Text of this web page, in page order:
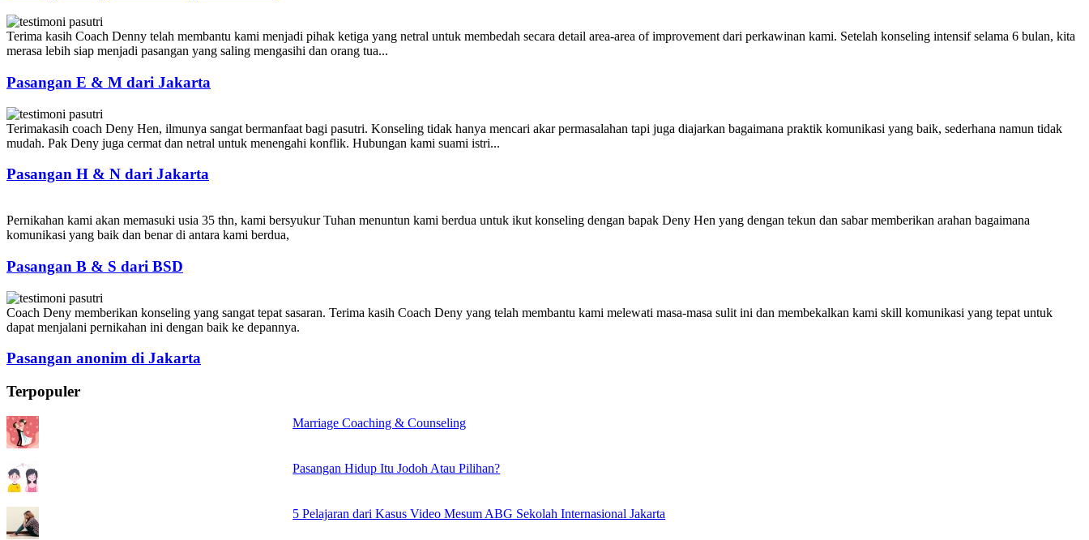
Terima kasih Coach Denny telah membantu kami menjadi pihak ketiga yang netral untuk membedah secara detail area-area of improvement dari perkawinan kami. Setelah konseling intensif selama 6 bulan, kita
merasa lebih siap menjadi pasangan yang saling mengasihi dan orang tua...
Pasangan E & M dari Jakarta
Terimakasih coach Deny Hen, ilmunya sangat bermanfaat bagi pasutri. Konseling tidak hanya mencari akar permasalahan tapi juga diajarkan bagaimana praktik komunikasi yang baik, sederhana namun tidak
mudah. Pak Deny juga cermat dan netral untuk menengahi konflik. Hubungan kami suami istri...
Pasangan H & N dari Jakarta
Pernikahan kami akan memasuki usia 35 thn, kami bersyukur Tuhan menuntun kami berdua untuk ikut konseling dengan bapak Deny Hen yang dengan tekun dan sabar memberikan arahan bagaimana
komunikasi yang baik dan benar di antara kami berdua,
Pasangan B & S dari BSD
Coach Deny memberikan konseling yang sangat tepat sasaran. Terima kasih Coach Deny yang telah membantu kami melewati masa-masa sulit ini dan membekalkan kami skill komunikasi yang tepat untuk
dapat menjalani pernikahan ini dengan baik ke depannya.
Pasangan anonim di Jakarta
Terpopuler
Marriage Coaching & Counseling
Pasangan Hidup Itu Jodoh Atau Pilihan?
5 Pelajaran dari Kasus Video Mesum ABG Sekolah Internasional Jakarta